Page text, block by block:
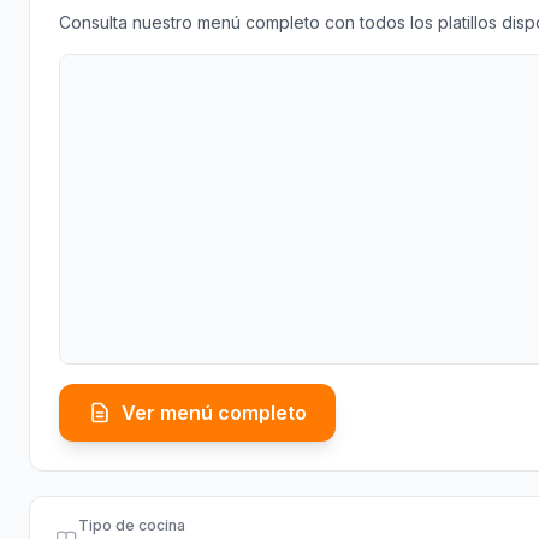
Consulta nuestro menú completo con todos los platillos
Ver menú completo
Tipo de cocina